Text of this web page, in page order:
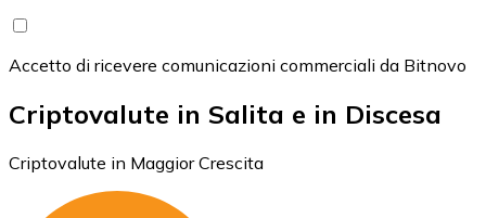
Accetto di ricevere comunicazioni commerciali da Bitnovo
Criptovalute in Salita e in Discesa
Criptovalute in Maggior Crescita